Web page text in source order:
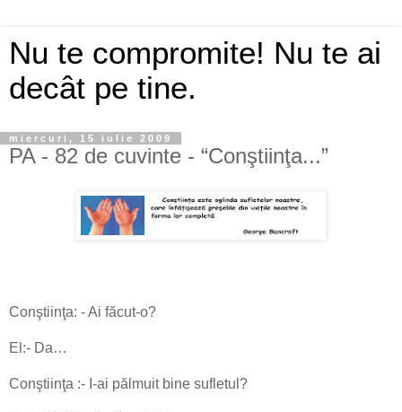
Nu te compromite! Nu te ai
decât pe tine.
miercuri, 15 iulie 2009
PA - 82 de cuvinte - “Conştiinţa...”
Conştiinţa: - Ai făcut-o?
El:- Da…
Conştiinţa :- I-ai pălmuit bine sufletul?